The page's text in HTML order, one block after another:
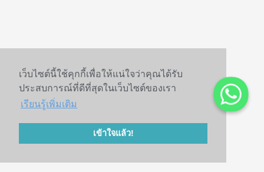
เว็บไซต์นี้ใช้คุกกี้เพื่อให้แน่ใจว่าคุณได้รับ
ประสบการณ์ที่ดีที่สุดในเว็บไซต์ของเรา
เรียนรู้เพิ่มเติม
เข้าใจแล้ว!